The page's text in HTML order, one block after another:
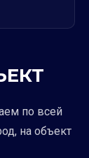
по всей
на объект